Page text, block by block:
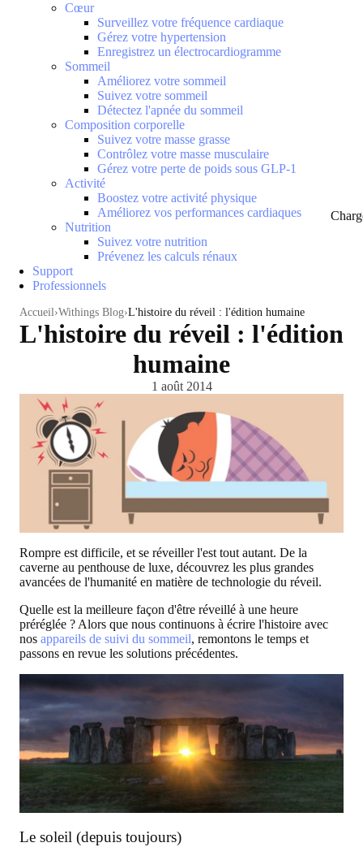
Cœur
Surveillez votre fréquence cardiaque
Gérez votre hypertension
Enregistrez un électrocardiogramme
Sommeil
Améliorez votre sommeil
Suivez votre sommeil
Détectez l'apnée du sommeil
Composition corporelle
Suivez votre masse grasse
Contrôlez votre masse musculaire
Gérez votre perte de poids sous GLP-1
Activité
Boostez votre activité physique
Améliorez vos performances cardiaques
Nutrition
Suivez votre nutrition
Prévenez les calculs rénaux
Support
Professionnels
Accueil Withings Blog L'histoire du réveil : l'édition humaine
L'histoire du réveil : l'édition
humaine
1 août 2014
Rompre est difficile, et se réveiller l'est tout autant. De la
caverne au penthouse de luxe, découvrez les plus grandes
avancées de l'humanité en matière de technologie du réveil.
Quelle est la meilleure façon d'être réveillé à une heure
préréglée ? Alors que nous continuons à écrire l'histoire avec
nos appareils de suivi du sommeil, remontons le temps et
passons en revue les solutions précédentes.
Le soleil (depuis toujours)